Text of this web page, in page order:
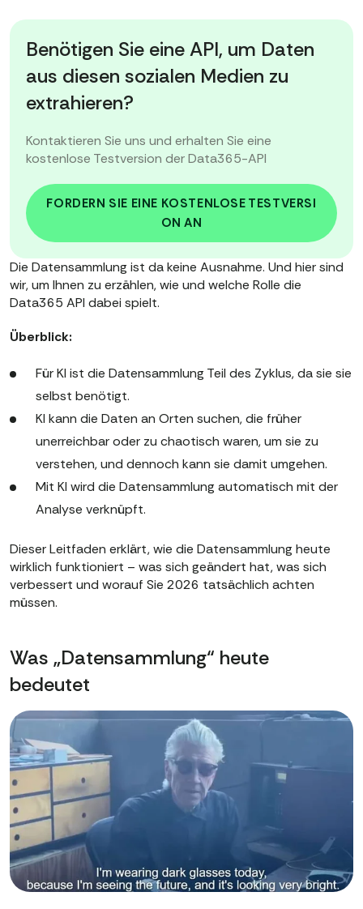
Benötigen Sie eine API, um Daten
aus diesen sozialen Medien zu
extrahieren?
Kontaktieren Sie uns und erhalten Sie eine
kostenlose Testversion der Data365-API
FORDERN SIE EINE KOSTENLOSE TESTVERSI
ON AN
Die Datensammlung ist da keine Ausnahme. Und hier sind
wir, um Ihnen zu erzählen, wie und welche Rolle die
Data365 API dabei spielt.
Überblick:
Für KI ist die Datensammlung Teil des Zyklus, da sie sie
selbst benötigt.
KI kann die Daten an Orten suchen, die früher
unerreichbar oder zu chaotisch waren, um sie zu
verstehen, und dennoch kann sie damit umgehen.
Mit KI wird die Datensammlung automatisch mit der
Analyse verknüpft.
Dieser Leitfaden erklärt, wie die Datensammlung heute
wirklich funktioniert – was sich geändert hat, was sich
verbessert und worauf Sie 2026 tatsächlich achten
müssen.
Was „Datensammlung“ heute
bedeutet